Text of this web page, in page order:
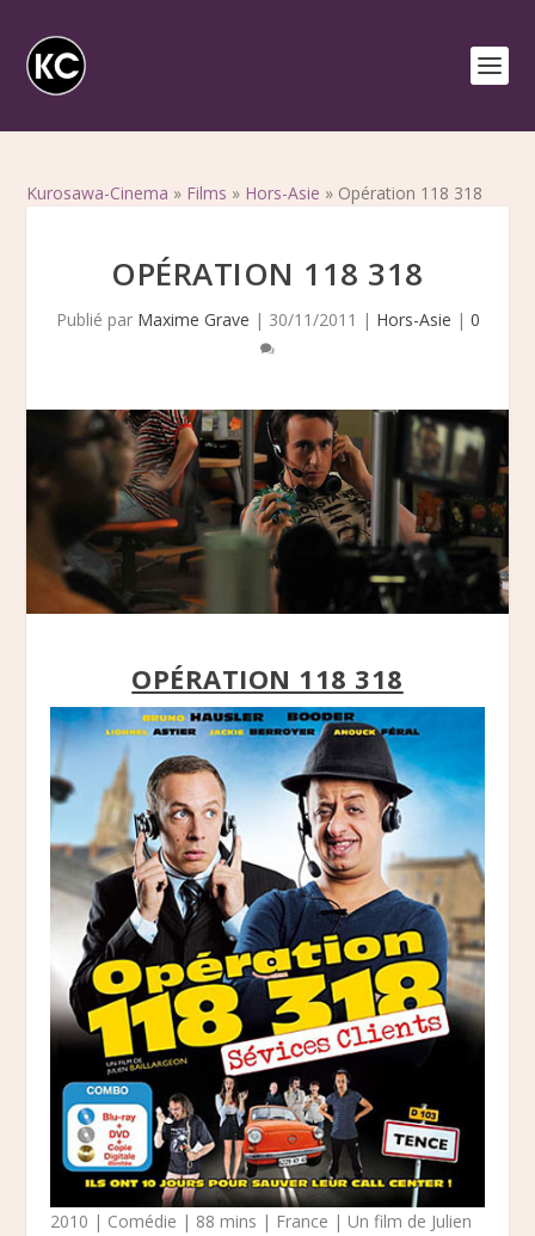
Kurosawa-Cinema » Films » Hors-Asie » Opération 118 318
OPÉRATION 118 318
Publié par Maxime Grave | 30/11/2011 | Hors-Asie | 0
OPÉRATION 118 318
2010 | Comédie | 88 mins | France | Un film de Julien